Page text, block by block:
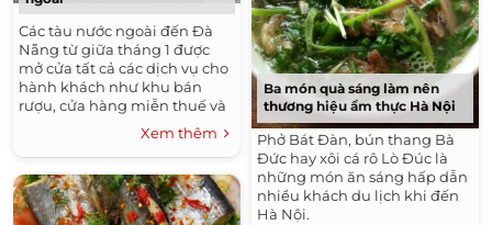
Các tàu nước ngoài đến Đà
Nẵng từ giữa tháng 1 được
mở cửa tất cả các dịch vụ cho
hành khách như khu bán
rượu, cửa hàng miễn thuế và
cả khu giải trí như casino - trò
Xem thêm
Ba món quà sáng làm nên
thương hiệu ẩm thực Hà Nội
Phở Bát Đàn, bún thang Bà
Đức hay xôi cá rô Lò Đúc là
những món ăn sáng hấp dẫn
nhiều khách du lịch khi đến
Hà Nội.